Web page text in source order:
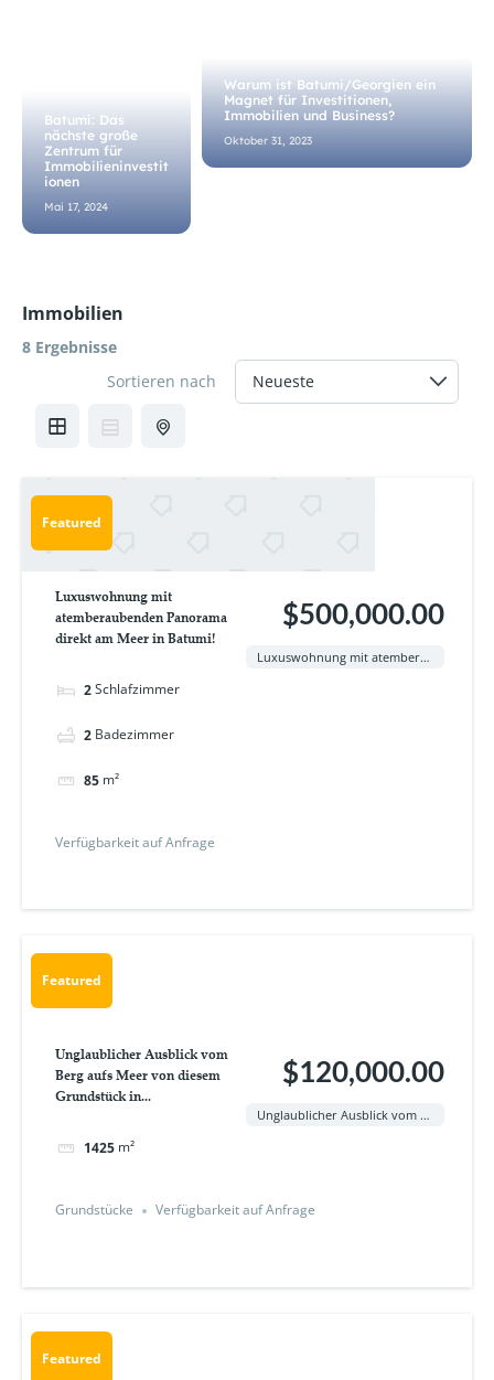
Batumi: Das
nächste große
Zentrum für
Immobilieninvestit
ionen
Mai 17, 2024
Warum ist Batumi/Georgien ein
Magnet für Investitionen,
Immobilien und Business?
Oktober 31, 2023
Immobilien
8 Ergebnisse
Sortieren nach
Featured
Luxuswohnung mit
atemberaubenden Panorama
direkt am Meer in Batumi!
2Schlafzimmer
2 Badezimmer
85 m²
$500,000.00
Luxuswohnung mit atemberaubenden Panorama direkt am Meer in Batumi!
Verfügbarkeit auf Anfrage
Featured
Unglaublicher Ausblick vom
Berg aufs Meer von diesem
Grundstück in...
1425 m²
$120,000.00
Unglaublicher Ausblick vom Berg aufs Meer von diesem Grundstück in Batumi!
Grundstücke Verfügbarkeit auf Anfrage
Featured